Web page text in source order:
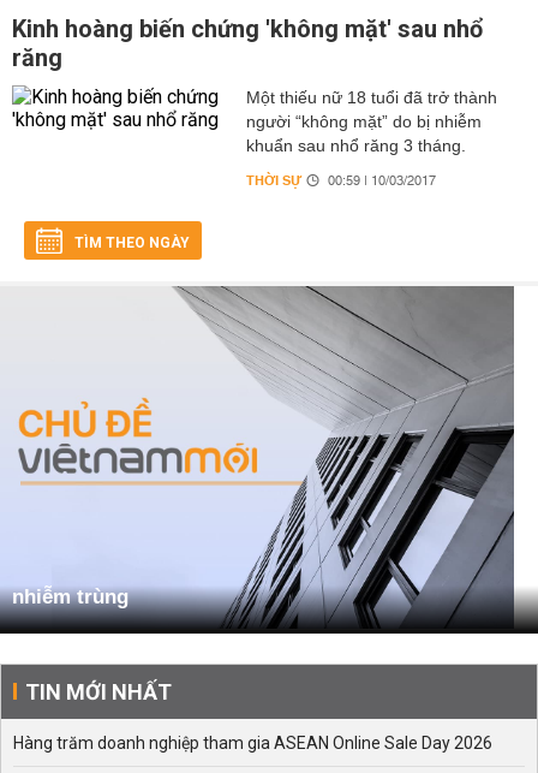
Kinh hoàng biến chứng 'không mặt' sau nhổ
răng
Một thiếu nữ 18 tuổi đã trở thành
người “không mặt” do bị nhiễm
khuẩn sau nhổ răng 3 tháng.
THỜI SỰ 00:59 | 10/03/2017
TÌM THEO NGÀY
nhiễm trùng
TIN MỚI NHẤT
Hàng trăm doanh nghiệp tham gia ASEAN Online Sale Day 2026